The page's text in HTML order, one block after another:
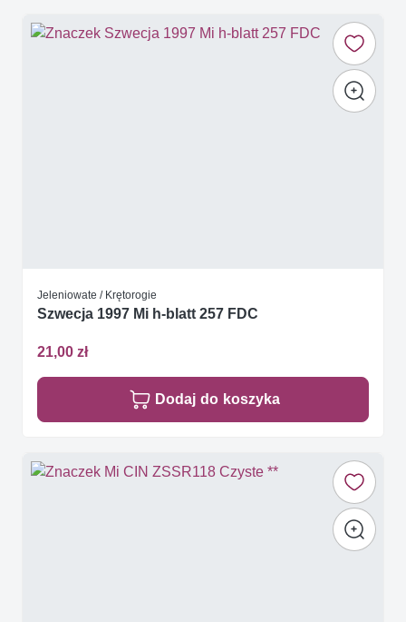
Jeleniowate / Krętorogie
Szwecja 1997 Mi h-blatt 257 FDC
21,00 zł
Dodaj do koszyka